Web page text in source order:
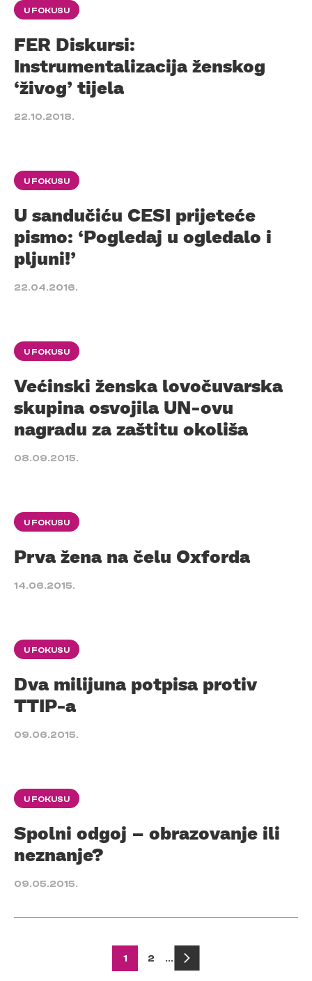
U FOKUSU
FER Diskursi:
Instrumentalizacija ženskog
‘živog’ tijela
22.10.2018.
U FOKUSU
U sandučiću CESI prijeteće
pismo: ‘Pogledaj u ogledalo i
pljuni!’
22.04.2016.
U FOKUSU
Većinski ženska lovočuvarska
skupina osvojila UN-ovu
nagradu za zaštitu okoliša
08.09.2015.
U FOKUSU
Prva žena na čelu Oxforda
14.06.2015.
U FOKUSU
Dva milijuna potpisa protiv
TTIP-a
09.06.2015.
U FOKUSU
Spolni odgoj – obrazovanje ili
neznanje?
09.05.2015.
1 2 …